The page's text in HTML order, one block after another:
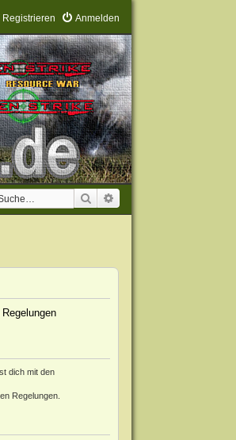
Anmelden
Registrieren
Suche
dich mit den
Regelungen.